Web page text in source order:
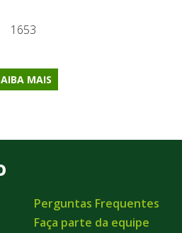
1653
MAIS
Perguntas Frequentes
Faça parte da equipe